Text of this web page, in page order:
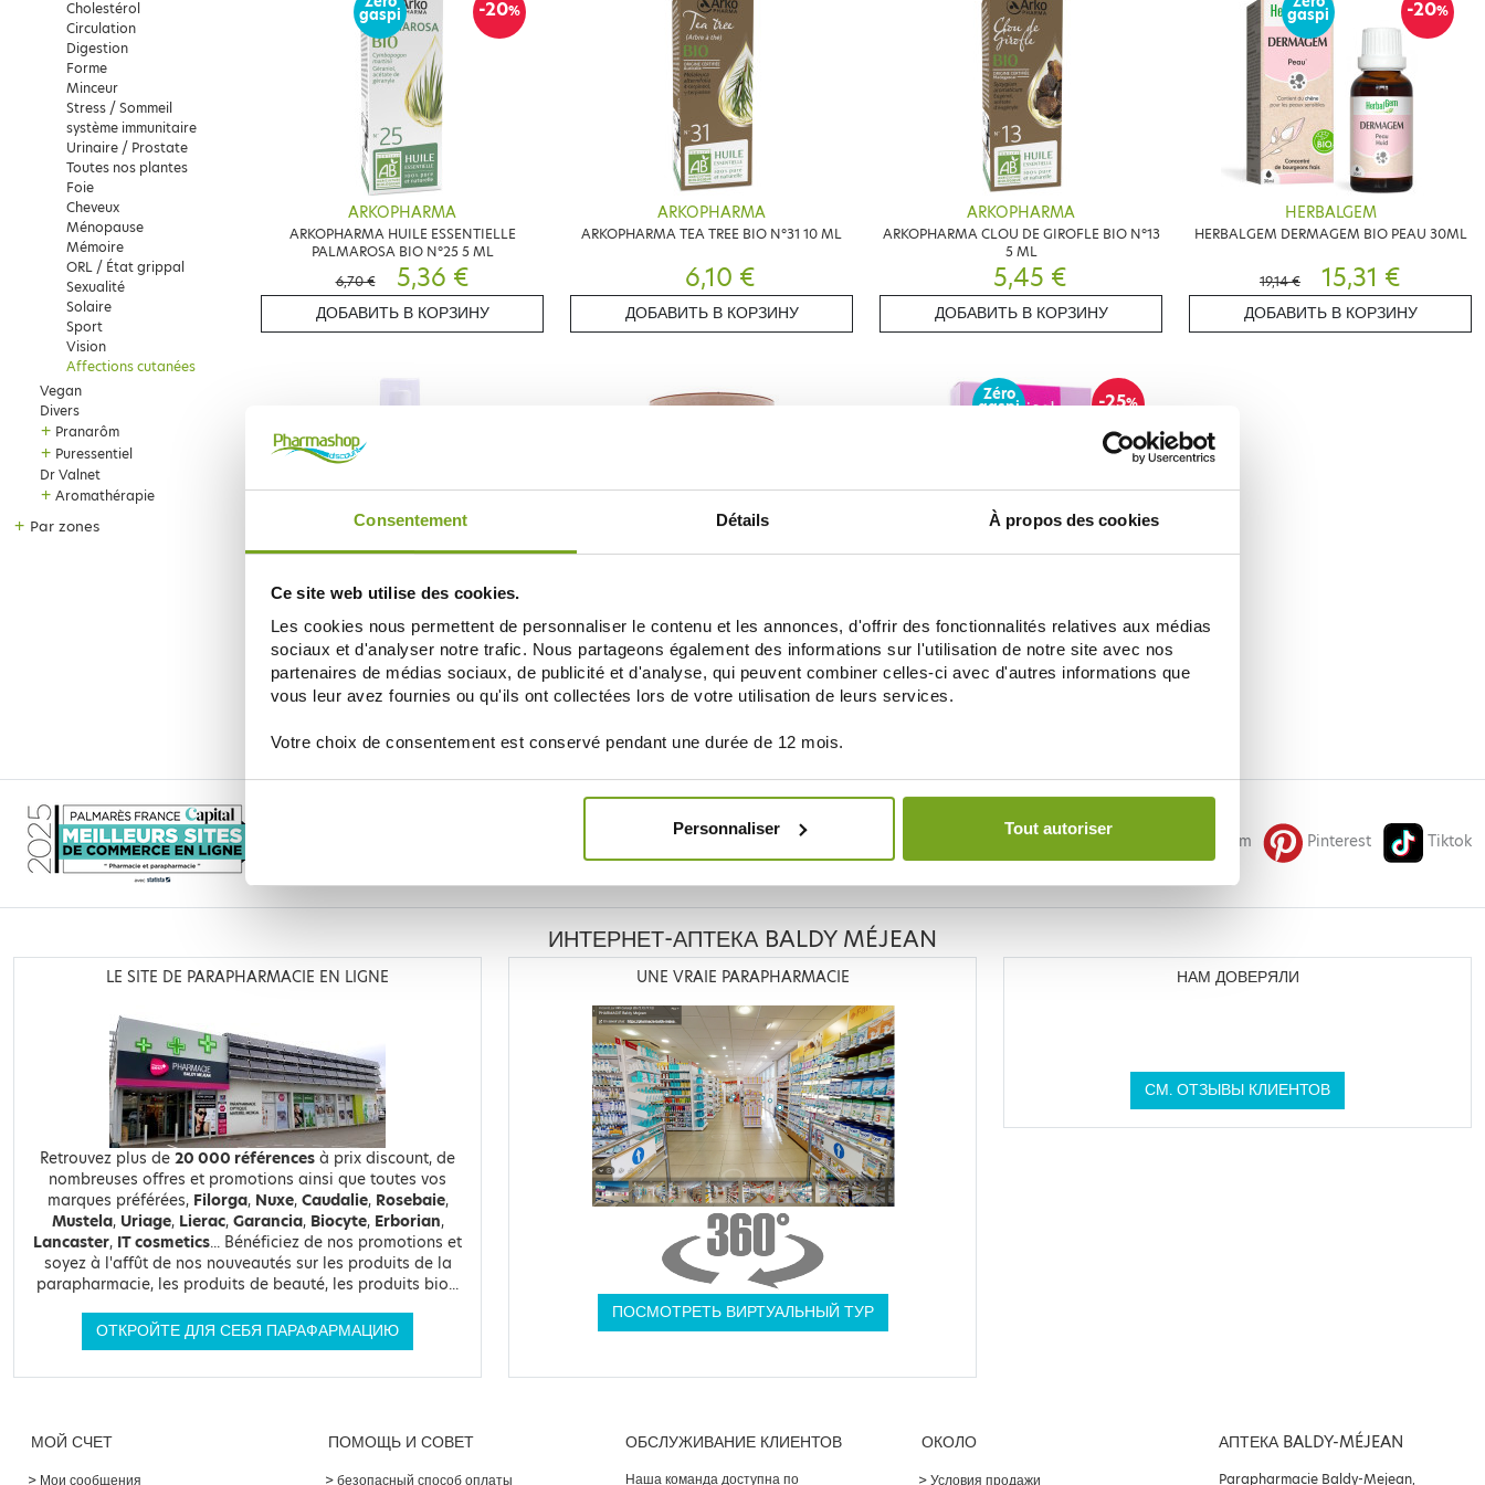
Consentement Détails À propos des cookies
Ce site web utilise des cookies.
Les cookies nous permettent de personnaliser le contenu et les annonces, d'offrir des fonctionnalités relatives aux médias
sociaux et d'analyser notre trafic. Nous partageons également des informations sur l'utilisation de notre site avec nos
partenaires de médias sociaux, de publicité et d'analyse, qui peuvent combiner celles-ci avec d'autres informations que
vous leur avez fournies ou qu'ils ont collectées lors de votre utilisation de leurs services.
Votre choix de consentement est conservé pendant une durée de 12 mois.
Personnaliser Tout autoriser
Cholestérol
Circulation
Digestion
Forme
Minceur
Stress / Sommeil
système immunitaire
Urinaire / Prostate
Toutes nos plantes
Foie
Cheveux
Ménopause
Mémoire
ORL / État grippal
Sexualité
Solaire
Sport
Vision
Affections cutanées
Vegan
Divers
+ Pranarôm
+ Puressentiel
Dr Valnet
+ Aromathérapie
+ Par zones
-20%
gaspi
ARKOPHARMA
ARKOPHARMA HUILE ESSENTIELLE
PALMAROSA BIO N°25 5 ML
6,70 €
5,36 €
ДОБАВИТЬ В КОРЗИНУ
ARKOPHARMA
ARKOPHARMA TEA TREE BIO N°31 10 ML
6,10 €
ДОБАВИТЬ В КОРЗИНУ
ARKOPHARMA
ARKOPHARMA CLOU DE GIROFLE BIO N°13
5 ML
5,45 €
ДОБАВИТЬ В КОРЗИНУ
-20%
gaspi
HERBALGEM
HERBALGEM DERMAGEM BIO PEAU 30ML
19,14 € 15,31 €
ДОБАВИТЬ В КОРЗИНУ
DIVERS
SI+ PEAU GEL DE SILICIUM ORGANIQUE
65ML
15,20 €
ДОБАВИТЬ В КОРЗИНУ
NAT&FORM HUILES DE BOURRACHE
ONAGRE 120 CAPSULES
12,15 €
ДОБАВИТЬ В КОРЗИНУ
-25%
Zéro
gaspi
MILICAL MA DÉTOX PEAU NETTE GOUT
CITRON 14 STICKS
13,90 €
10,42 €
ДОБАВИТЬ В КОРЗИНУ
Je souhaite m'inscrire à la newsletter Instagram Pinterest Tiktok
ИНТЕРНЕТ-АПТЕКА BALDY MÉJEAN
LE SITE DE PARAPHARMACIE EN LIGNE
Retrouvez plus de 20 000 références à prix discount, de
nombreuses offres et promotions ainsi que toutes vos
marques préférées, Filorga, Nuxe, Caudalie, Rosebaie,
Mustela, Uriage, Lierac, Garancia, Biocyte, Erborian,
Lancaster, IT cosmetics... Bénéficiez de nos promotions et
soyez à l'affût de nos nouveautés sur les produits de la
parapharmacie, les produits de beauté, les produits bio...
ОТКРОЙТЕ ДЛЯ СЕБЯ ПАРАФАРМАЦИЮ
UNE VRAIE PARAPHARMACIE
ПОСМОТРЕТЬ ВИРТУАЛЬНЫЙ ТУР
НАМ ДОВЕРЯЛИ
СМ. ОТЗЫВЫ КЛИЕНТОВ
МОЙ СЧЕТ
Мои сообщения
ПОМОЩЬ И СОВЕТ
безопасный способ оплаты
ОБСЛУЖИВАНИЕ КЛИЕНТОВ
Наша команда доступна по
ОКОЛО
Условия продажи
АПТЕКА BALDY-MÉJEAN
Parapharmacie Baldy-Mejean,